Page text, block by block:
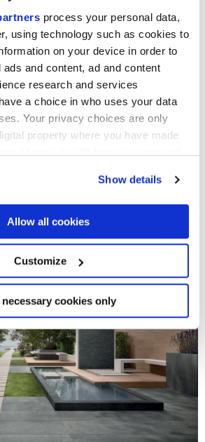
process your personal data,
using technology such as cookies to
on your device in order to
and content, ad and content
research and services
a choice in who uses your data
Your privacy choices are only
property where you have made
also like to:
about your geographical
be accurate to within several
device by actively scanning it for
(fingerprinting)
how your personal data is processed
in thedetails section.
content and ads, to
features and to analyse our traffic.
about your use of our site with
and analytics partners who
other information that you’ve
that they’ve collected from your use
Show details
Allow all cookies
Customize
necessary cookies only
look»
ПОД ЗНАКОМ